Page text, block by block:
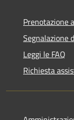
Prenotazione
Segnalazione
Leggi le FAQ
Richiesta